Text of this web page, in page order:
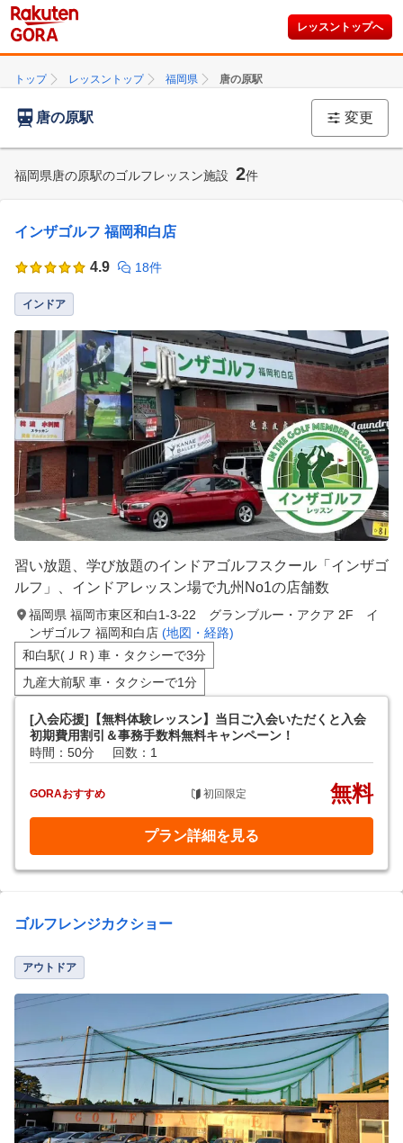
レッスントップへ
トップ レッスントップ 福岡県 唐の原駅
唐の原駅 変更
福岡県唐の原駅のゴルフレッスン施設 2件
インザゴルフ 福岡和白店
4.9 18件
インドア
習い放題、学び放題のインドアゴルフスクール「インザゴ
ルフ」、インドアレッスン場で九州No1の店舗数
福岡県 福岡市東区和白1-3-22 グランブルー・アクア 2F イ
ンザゴルフ 福岡和白店 (地図・経路)
和白駅(ＪＲ) 車・タクシーで3分
九産大前駅 車・タクシーで1分
[入会応援]【無料体験レッスン】当日ご入会いただくと入会
初期費用割引＆事務手数料無料キャンペーン！
時間：50分
回数：1
GORAおすすめ 初回限定 無料
プラン詳細を見る
ゴルフレンジカクショー
アウトドア